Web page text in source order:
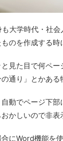
大学時代・社
のを作成する時
と見た目で何ペ
通り」とかある
動でページ下
かしいので非表
にWord機能を